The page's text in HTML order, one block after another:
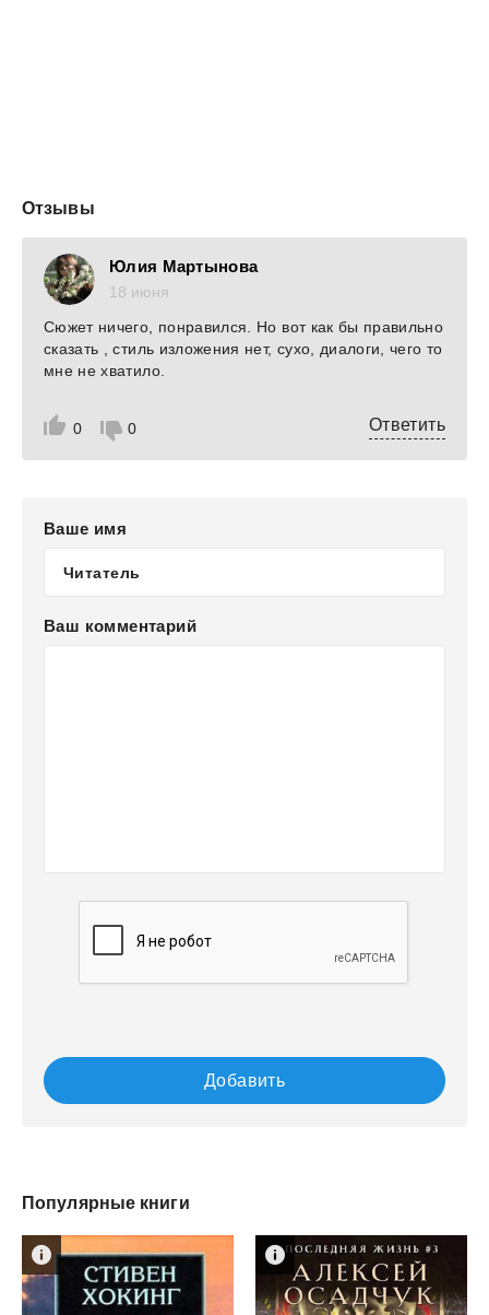
Отзывы
Юлия Мартынова
18 июня
0 0
Сюжет ничего, понравился. Но вот как бы правильно
сказать , стиль изложения нет, сухо, диалоги, чего то
мне не хватило.
Ответить
Ваше имя
Ваш комментарий
Добавить
Популярные книги